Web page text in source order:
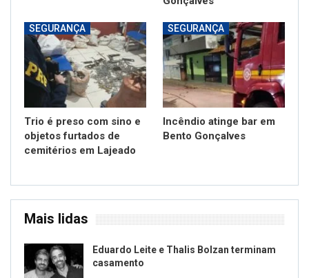
SEGURANÇA
Trio é preso com sino e
objetos furtados de
cemitérios em Lajeado
SEGURANÇA
Incêndio atinge bar em
Bento Gonçalves
Mais lidas
Eduardo Leite e Thalis Bolzan terminam
casamento